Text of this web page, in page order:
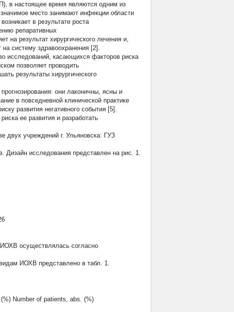
в настоящее время являются одним из
место занимают инфекции области
в результате роста
репаративных
на результат хирургического лечения и,
на систему здравоохранения [2].
исследований, касающихся факторов риска
позволяет проводить
результаты хирургического
они лаконичны, ясны и
в повседневной клинической практике
развития негативного события [5].
ее развития и разработать
двух учреждений г. Ульяновска: ГУЗ
Дизайн исследования представлен на рис. 1.
осуществлялась согласно
ИОХВ представлено в табл. 1.
Number of patients, abs. (%)